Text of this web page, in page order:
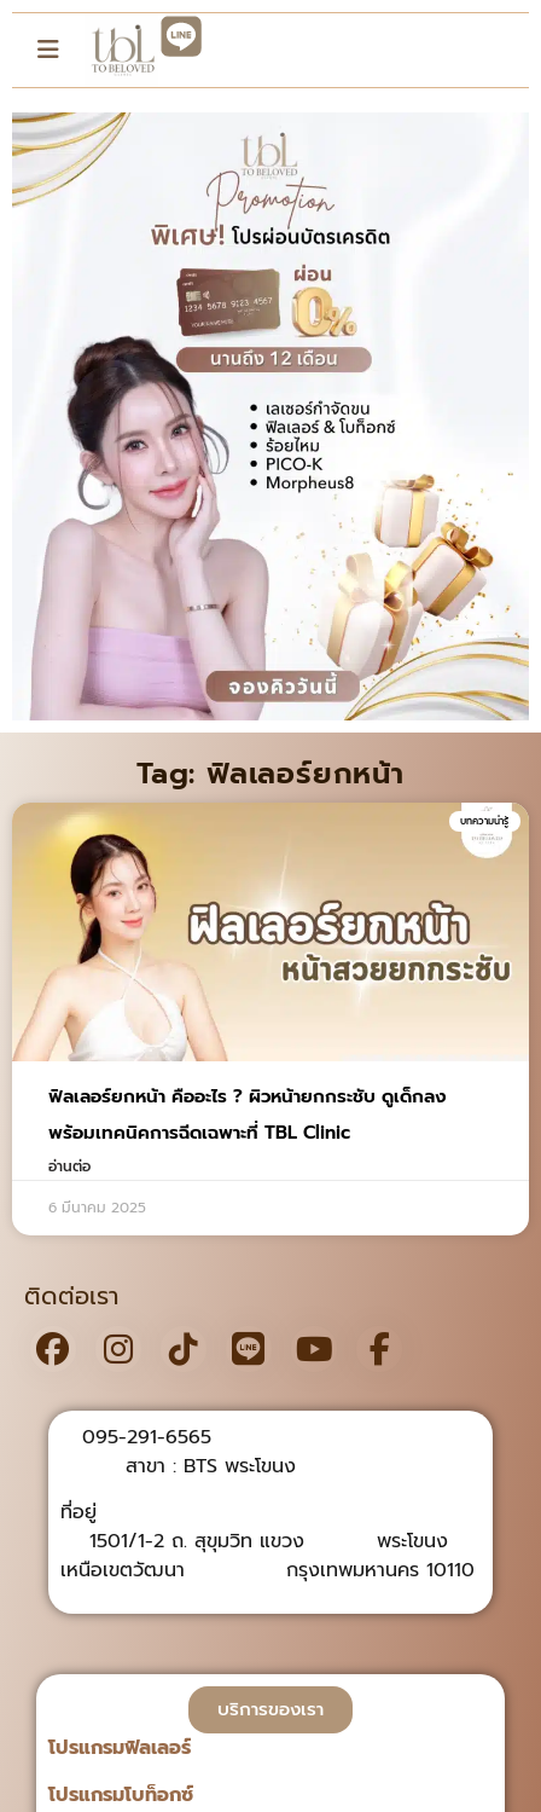
Tag: ฟิลเลอร์ยกหน้า
บทความน่ารู้
ฟิลเลอร์ยกหน้า คืออะไร ? ผิวหน้ายกกระชับ ดูเด็กลง
พร้อมเทคนิคการฉีดเฉพาะที่ TBL Clinic
อ่านต่อ
6 มีนาคม 2025
ติดต่อเรา
095-291-6565
สาขา : BTS พระโขนง
ที่อยู่
1501/1-2 ถ. สุขุมวิท แขวง พระโขนง
เหนือเขตวัฒนา กรุงเทพมหานคร 10110
บริการของเรา
โปรแกรมฟิลเลอร์
โปรแกรมโบท็อกซ์